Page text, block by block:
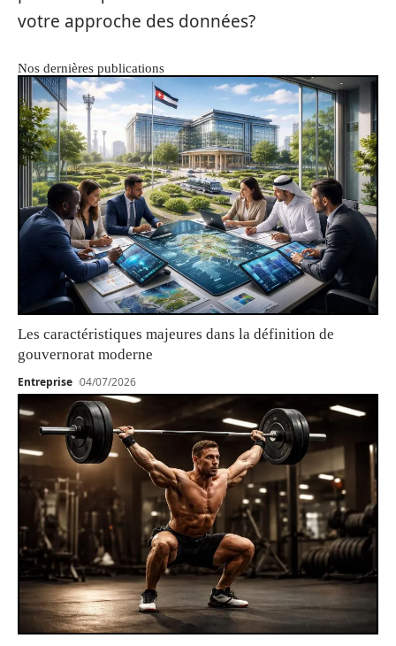
votre approche des données?
Nos dernières publications
Les caractéristiques majeures dans la définition de
gouvernorat moderne
Entreprise 04/07/2026